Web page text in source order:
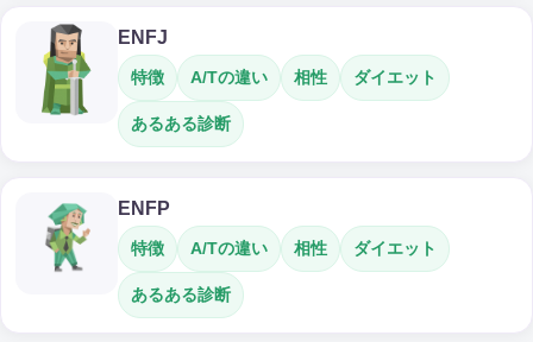
ENFJ
特徴 A/Tの違い 相性 ダイエット
あるある診断
ENFP
特徴 A/Tの違い 相性 ダイエット
あるある診断